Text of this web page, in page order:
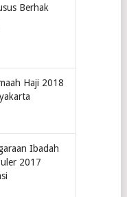
Berhak
Haji 2018
Ibadah
2017